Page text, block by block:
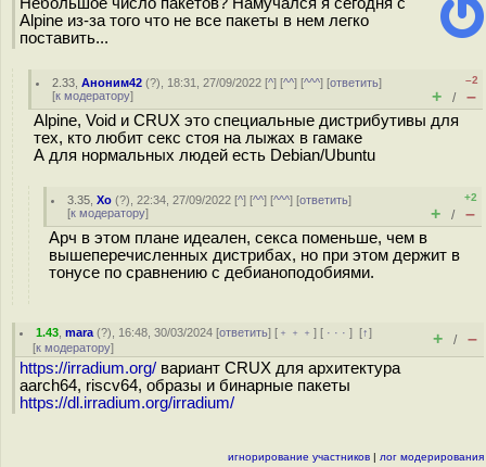
Alpine из-за того что не все пакеты в нем легко
поставить...
2.33 ,Аноним42 (?), 18:31, 27/09/2022 [^] [^^] [^^^] [ответить]
[к модератору]
–2
+ / –
Alpine, Void и CRUX это специальные дистрибутивы для
тех, кто любит секс стоя на лыжах в гамаке
А для нормальных людей есть Debian/Ubuntu
3.35 ,Xo (?), 22:34, 27/09/2022 [^] [^^] [^^^] [ответить]
[к модератору]
+2
+ / –
Арч в этом плане идеален, секса поменьше, чем в
вышеперечисленных дистрибах, но при этом держит в
тонусе по сравнению с дебианоподобиями.
1.43 ,mara (?), 16:48, 30/03/2024 [ответить] [ ﹢﹢﹢] [ · · ·][↑]
[к модератору] + / –
https://irradium.org/ вариант CRUX для архитектура
aarch64, riscv64, образы и бинарные пакеты
https://dl.irradium.org/irradium/
игнорирование участников | лог модерирования